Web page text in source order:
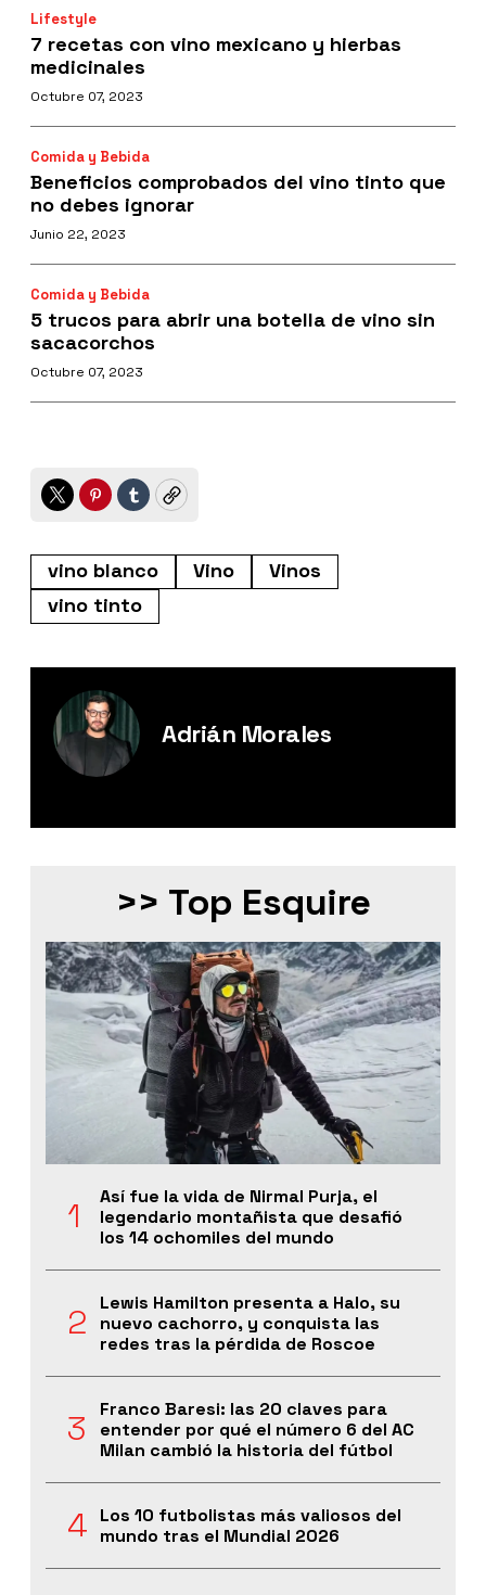
Lifestyle
7 recetas con vino mexicano y hierbas
medicinales
Octubre 07, 2023
Comida y Bebida
Beneficios comprobados del vino tinto que
no debes ignorar
Junio 22, 2023
Comida y Bebida
5 trucos para abrir una botella de vino sin
sacacorchos
Octubre 07, 2023
TwitterPinterest
TumblrCopy
vino blanco Vino
Vinos
vino tinto
Adrián Morales
>> Top Esquire
Así fue la vida de Nirmal Purja, el
legendario montañista que desafió
los 14 ochomiles del mundo
Lewis Hamilton presenta a Halo, su
nuevo cachorro, y conquista las
redes tras la pérdida de Roscoe
Franco Baresi: las 20 claves para
entender por qué el número 6 del AC
Milan cambió la historia del fútbol
Los 10 futbolistas más valiosos del
mundo tras el Mundial 2026